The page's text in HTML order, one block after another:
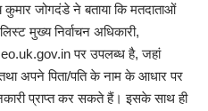
कुमार जोगदंडे ने बताया कि मतदाताओं
मुख्य निर्वाचन अधिकारी,
पर उपलब्ध है, जहां
अपने पिता/पति के नाम के आधार पर
प्राप्त कर सकते हैं। इसके साथ ही